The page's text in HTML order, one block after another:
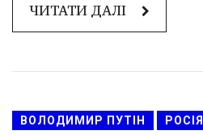
ЧИТАТИ ДАЛІ
ВОЛОДИМИР ПУТІН РОСІЯ